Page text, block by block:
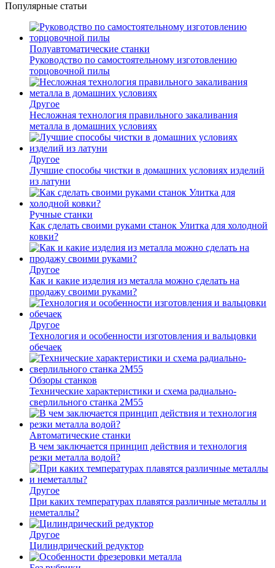
Популярные статьи
Полуавтоматические станки
Руководство по самостоятельному изготовлению
торцовочной пилы
Другое
Несложная технология правильного закаливания
металла в домашних условиях
Другое
Лучшие способы чистки в домашних условиях изделий
из латуни
Ручные станки
Как сделать своими руками станок Улитка для холодной
ковки?
Другое
Как и какие изделия из металла можно сделать на
продажу своими руками?
Другое
Технология и особенности изготовления и вальцовки
обечаек
Обзоры станков
Технические характеристики и схема радиально-
сверлильного станка 2М55
Автоматические станки
В чем заключается принцип действия и технология
резки металла водой?
Другое
При каких температурах плавятся различные металлы и
неметаллы?
Другое
Цилиндрический редуктор